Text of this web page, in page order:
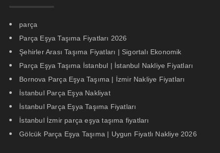
parça
Parça Eşya Taşıma Fiyatları 2026
Şehirler Arası Taşıma Fiyatları | Sigortalı Ekonomik
Parça Eşya Taşıma İstanbul | İstanbul Nakliye Fiyatları
Bornova Parça Eşya Taşıma | İzmir Nakliye Fiyatları
İstanbul Parça Eşya Nakliyat
İstanbul Parça Eşya Taşıma Fiyatları
İstanbul İzmir parça eşya taşıma fiyatları
Gölcük Parça Eşya Taşıma | Uygun Fiyatlı Nakliye 2026